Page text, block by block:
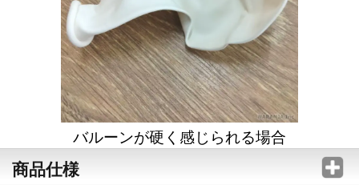
バルーンが硬く感じられる場合
商品仕様